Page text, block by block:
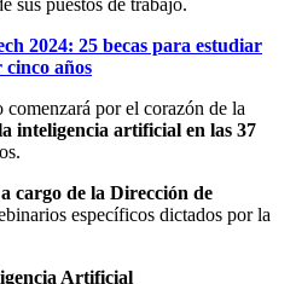
2024: 25 becas para estudiar
cinco años
por el corazón de la
inteligencia artificial en las 37
a cargo de la Dirección de
específicos dictados por la
Artificial